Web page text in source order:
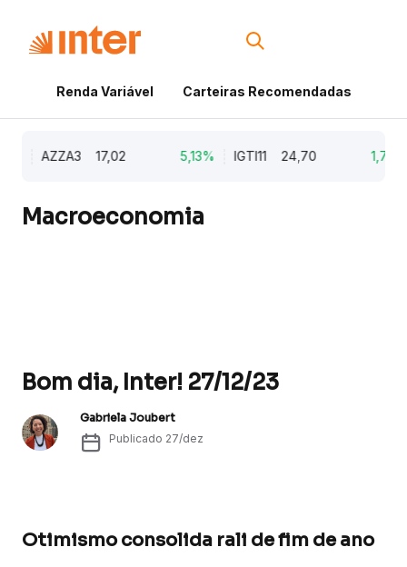
Renda Variável Carteiras Recomendadas
AZZA3 17,02 5,13% IGTI11 24,70 1,77%
Macroeconomia
Bom dia, Inter! 27/12/23
Gabriela Joubert
Publicado 27/dez
Otimismo consolida rali de fim de ano